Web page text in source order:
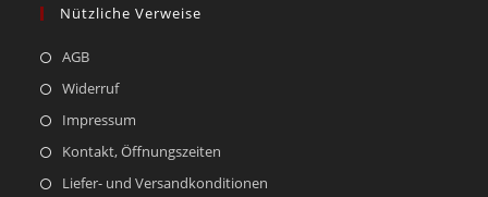
Nützliche Verweise
AGB
Widerruf
Impressum
Kontakt, Öffnungszeiten
Liefer- und Versandkonditionen